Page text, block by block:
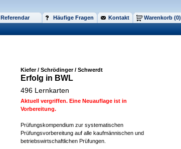
Referendar Häufige Fragen Kontakt
Warenkorb (0)
Kiefer / Schrödinger / Schwerdt
Erfolg in BWL
496 Lernkarten
Aktuell vergriffen. Eine Neuauflage ist in
Vorbereitung.
Prüfungskompendium zur systematischen
Prüfungsvorbereitung auf alle kaufmännischen und
betriebswirtschaftlichen Prüfungen.